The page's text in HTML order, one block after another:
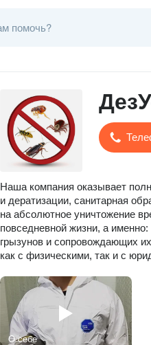
Наша компания оказывает
и дератизации, санитарная
на абсолютное уничтожение
повседневной жизни, а
грызунов и сопровождающих
как с физическими, так и с
О себе